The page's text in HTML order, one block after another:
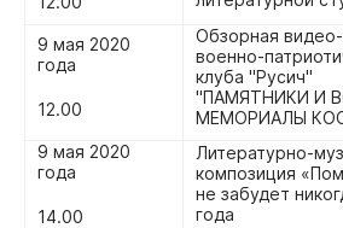
9 мая 2020
года
12.00
Обзорная видео-
военно-
клуба "Русич"
"ПАМЯТНИКИ И
МЕМОРИАЛЫ
9 мая 2020
года
14.00
Литературно-
композиция
не забудет
года